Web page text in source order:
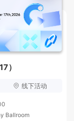
）
线下活动
Ballroom